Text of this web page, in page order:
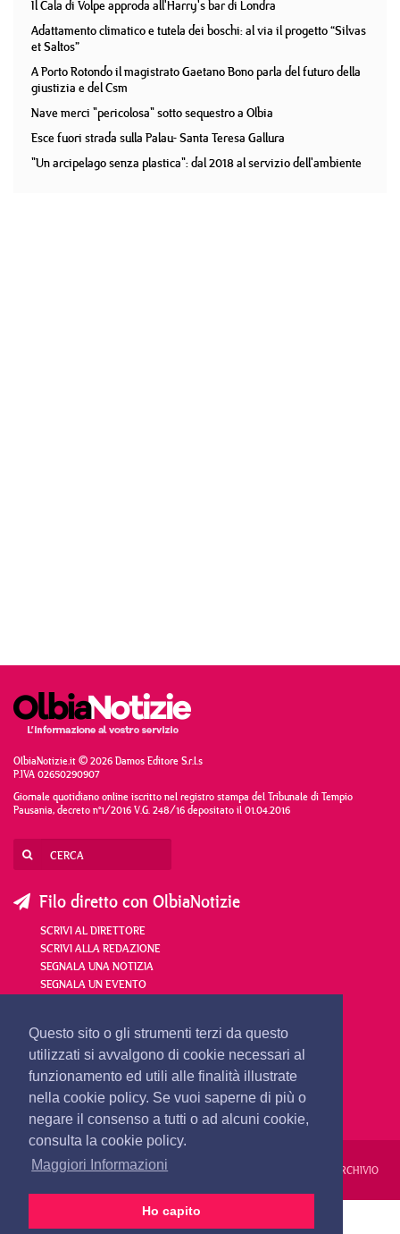
Questo sito o gli strumenti terzi da questo
utilizzati si avvalgono di cookie necessari al
funzionamento ed utili alle finalità illustrate
nella cookie policy. Se vuoi saperne di più o
negare il consenso a tutti o ad alcuni cookie,
consulta la cookie policy.
Maggiori Informazioni
Ho capito
Il Cala di Volpe approda all'Harry's bar di Londra
Adattamento climatico e tutela dei boschi: al via il progetto “Silvas
et Saltos”
A Porto Rotondo il magistrato Gaetano Bono parla del futuro della
giustizia e del Csm
Nave merci "pericolosa" sotto sequestro a Olbia
Esce fuori strada sulla Palau- Santa Teresa Gallura
"Un arcipelago senza plastica": dal 2018 al servizio dell'ambiente
OlbiaNotizie.it © 2026 Damos Editore S.r.l.s
P.IVA 02650290907
Giornale quotidiano online iscritto nel registro stampa del Tribunale di Tempio
Pausania, decreto n°1/2016 V.G. 248/16 depositato il 01.04.2016
Filo diretto con OlbiaNotizie
SCRIVI AL DIRETTORE
SCRIVI ALLA REDAZIONE
SEGNALA UNA NOTIZIA
SEGNALA UN EVENTO
redazione@olbianotizie.it
REDAZIONE PUBBLICITÀ PRIVACY E COOKIES ARCHIVIO
24 ORE VIDEO